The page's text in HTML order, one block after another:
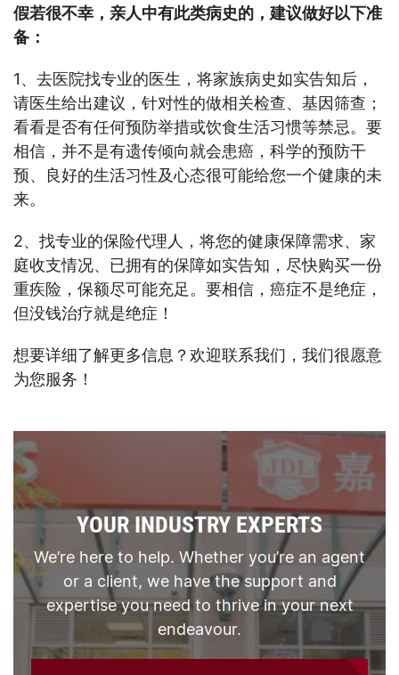
假若很不幸，亲人中有此类病史的，建议做好以下准
备：
1、去医院找专业的医生，将家族病史如实告知后，
请医生给出建议，针对性的做相关检查、基因筛查；
看看是否有任何预防举措或饮食生活习惯等禁忌。要
相信，并不是有遗传倾向就会患癌，科学的预防干
预、良好的生活习性及心态很可能给您一个健康的未
来。
2、找专业的保险代理人，将您的健康保障需求、家
庭收支情况、已拥有的保障如实告知，尽快购买一份
重疾险，保额尽可能充足。要相信，癌症不是绝症，
但没钱治疗就是绝症！
想要详细了解更多信息？欢迎联系我们，我们很愿意
为您服务！
YOUR INDUSTRY EXPERTS
We’re here to help. Whether you’re an agent
or a client, we have the support and
expertise you need to thrive in your next
endeavour.